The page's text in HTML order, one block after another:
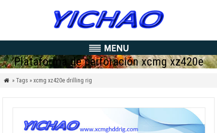
Plataforma de perforación xcmg xz420e
 » Tags » xcmg xz420e drilling rig